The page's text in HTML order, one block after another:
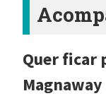
Quer ficar